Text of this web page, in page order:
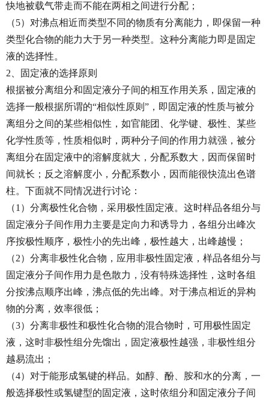
快地被载气带走而不能在两相之间进行分配；
（5）对沸点相近而类型不同的物质有分离能力，即保留一种
类型化合物的能力大于另一种类型。这种分离能力即是固定
液的选择性。
2、固定液的选择原则
根据被分离组分和固定液分子间的相互作用关系，固定液的
选择一般根据所谓的“相似性原则”，即固定液的性质与被分
离组分之间的某些相似性，如官能团、化学键、极性、某些
化学性质等，性质相似时，两种分子间的作用力就强，被分
离组分在固定液中的溶解度就大，分配系数大，因而保留时
间就长；反之溶解度小，分配系数小，因而能很快流出色谱
柱。下面就不同情况进行讨论：
（1）分离极性化合物，采用极性固定液。这时样品各组分与
固定液分子间作用力主要是定向力和诱导力，各组分出峰次
序按极性顺序，极性小的先出峰，极性越大，出峰越慢；
（2）分离非极性化合物，应用非极性固定液，样品各组分与
固定液分子间作用力是色散力，没有特殊选择性，这时各组
分按沸点顺序出峰，沸点低的先出峰。对于沸点相近的异构
物的分离，效率很低；
（3）分离非极性和极性化合物的混合物时，可用极性固定
液，这时非极性组分先馏出，固定液极性越强，非极性组分
越易流出；
（4）对于能形成氢键的样品。如醇、酚、胺和水的分离，一
般选择极性或氢键型的固定液，这时依组分和固定液分子间